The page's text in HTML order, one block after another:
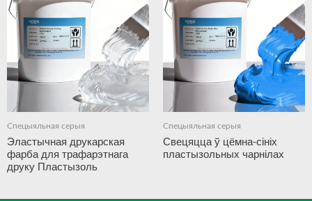
Спецыяльная серыя
Эластычная друкарская
фарба для трафарэтнага
друку Пластызоль
Спецыяльная серыя
Свецяцца ў цёмна-сініх
пластызольных чарнілах